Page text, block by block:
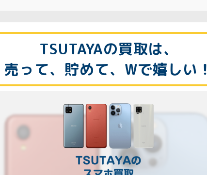
TSUTAYAの買取は、
売って、貯めて、Wで嬉しい！